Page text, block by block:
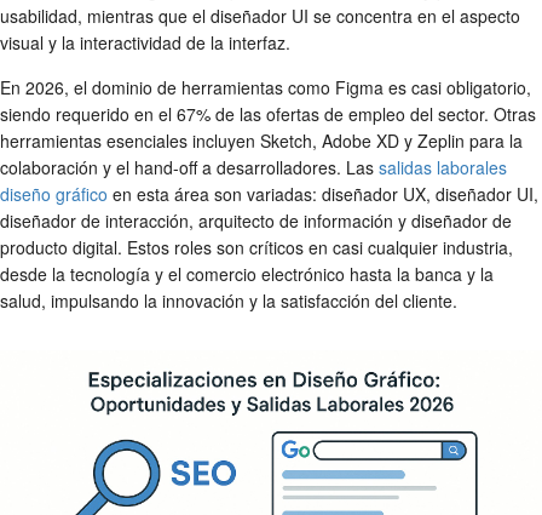
usabilidad, mientras que el diseñador UI se concentra en el aspecto
visual y la interactividad de la interfaz.
En 2026, el dominio de herramientas como Figma es casi obligatorio,
siendo requerido en el 67% de las ofertas de empleo del sector. Otras
herramientas esenciales incluyen Sketch, Adobe XD y Zeplin para la
colaboración y el hand-off a desarrolladores. Las salidas laborales
diseño gráfico en esta área son variadas: diseñador UX, diseñador UI,
diseñador de interacción, arquitecto de información y diseñador de
producto digital. Estos roles son críticos en casi cualquier industria,
desde la tecnología y el comercio electrónico hasta la banca y la
salud, impulsando la innovación y la satisfacción del cliente.